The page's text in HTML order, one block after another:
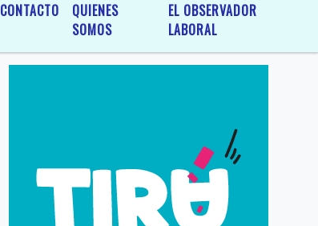
CONTACTO
QUIENES
SOMOS
EL OBSERVADOR
LABORAL